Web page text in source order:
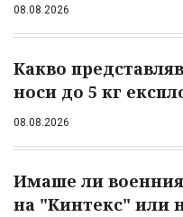
08.08.2026
Какво
носи до 5 кг
08.08.2026
Имаше ли
на "Кинтекс" или